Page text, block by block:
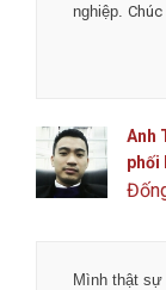
nghiệp.
Anh
phối
Mình thật sự